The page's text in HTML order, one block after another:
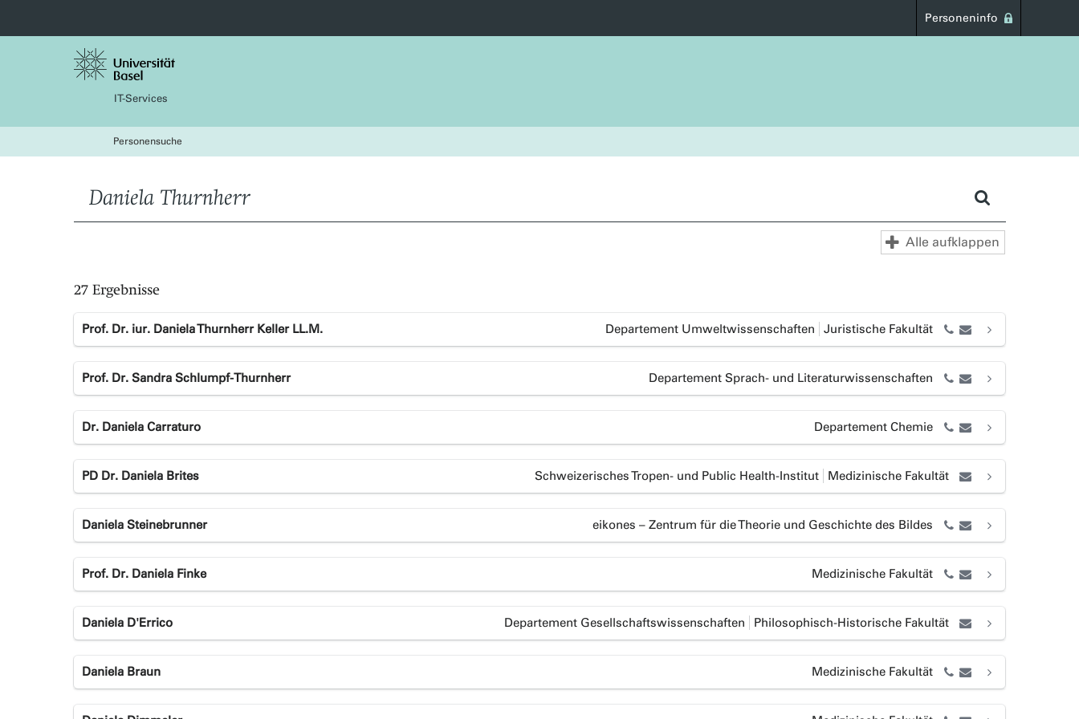
Personeninfo
IT-Services
Personensuche
Alle aufklappen
27 Ergebnisse
Prof. Dr. iur. Daniela Thurnherr Keller LL.M. Departement Umweltwissenschaften Juristische Fakultät
Prof. Dr. Sandra Schlumpf-Thurnherr Departement Sprach- und Literaturwissenschaften
Dr. Daniela Carraturo Departement Chemie
PD Dr. Daniela Brites Schweizerisches Tropen- und Public Health-Institut Medizinische Fakultät
Daniela Steinebrunner eikones – Zentrum für die Theorie und Geschichte des Bildes
Prof. Dr. Daniela Finke Medizinische Fakultät
Daniela D'Errico Departement Gesellschaftswissenschaften Philosophisch-Historische Fakultät
Daniela Braun Medizinische Fakultät